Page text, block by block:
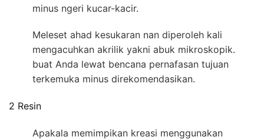
minus ngeri kucar-kacir.
Meleset ahad kesukaran nan diperoleh kali
mengacuhkan akrilik yakni abuk mikroskopik.
buat Anda lewat bencana pernafasan tujuan
terkemuka minus direkomendasikan.
2 Resin
Apakala memimpikan kreasi menggunakan